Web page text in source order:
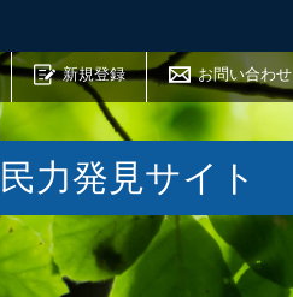
新規登録 お問い合わせ
力発見サイト